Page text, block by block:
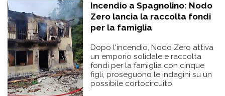
Incendio a Spagnolino: Nodo
Zero lancia la raccolta fondi
per la famiglia
Dopo l'incendio, Nodo Zero attiva
un emporio solidale e raccolta
fondi per la famiglia con cinque
figli, proseguono le indagini su un
possibile cortocircuito